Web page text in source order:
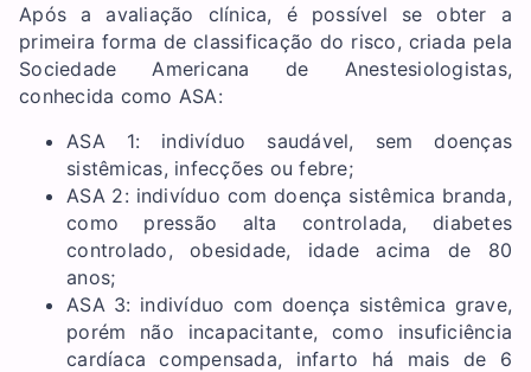
Após a avaliação clínica, é possível se obter a
primeira forma de classificação do risco, criada pela
Sociedade Americana de Anestesiologistas,
conhecida como ASA:
ASA 1: indivíduo saudável, sem doenças
sistêmicas, infecções ou febre;
ASA 2: indivíduo com doença sistêmica branda,
como pressão alta controlada, diabetes
controlado, obesidade, idade acima de 80
anos;
ASA 3: indivíduo com doença sistêmica grave,
porém não incapacitante, como insuficiência
cardíaca compensada, infarto há mais de 6